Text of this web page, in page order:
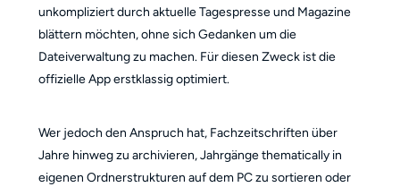
unkompliziert durch aktuelle Tagespresse und Magazine
blättern möchten, ohne sich Gedanken um die
Dateiverwaltung zu machen. Für diesen Zweck ist die
offizielle App erstklassig optimiert.
Wer jedoch den Anspruch hat, Fachzeitschriften über
Jahre hinweg zu archivieren, Jahrgänge thematically in
eigenen Ordnerstrukturen auf dem PC zu sortieren oder